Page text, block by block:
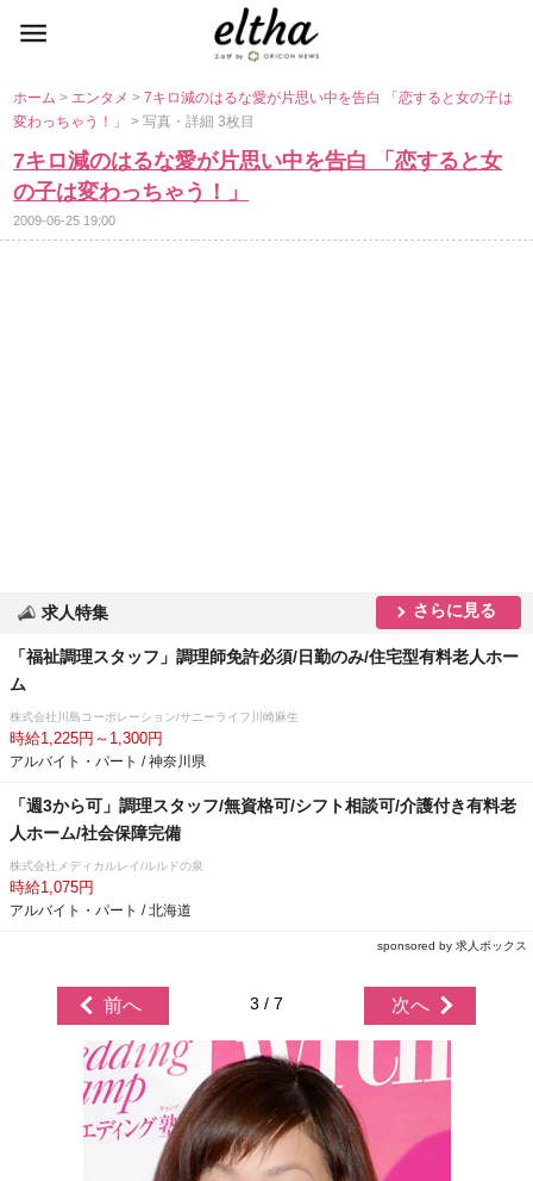
ホーム> エンタメ>7キロ減のはるな愛が片思い中を告白 「恋すると女の子は
変わっちゃう！」> 写真・詳細 3枚目
7キロ減のはるな愛が片思い中を告白 「恋すると女
の子は変わっちゃう！」
2009-06-25 19:00
求人特集 さらに見る
「福祉調理スタッフ」調理師免許必須/日勤のみ/住宅型有料老人ホー
ム
株式会社川島コーポレーション/サニーライフ川崎麻生
時給1,225円～1,300円
アルバイト・パート / 神奈川県
「週3から可」調理スタッフ/無資格可/シフト相談可/介護付き有料老
人ホーム/社会保障完備
株式会社メディカルレイ/ルルドの泉
時給1,075円
アルバイト・パート / 北海道
sponsored by 求人ボックス
前へ 3 / 7 次へ